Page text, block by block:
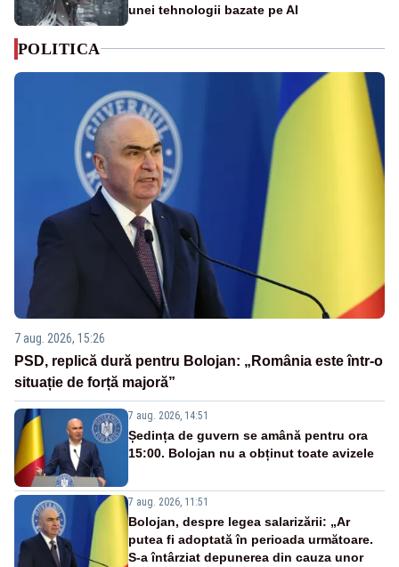
unei tehnologii bazate pe AI
POLITICA
7 aug. 2026, 15:26
PSD, replică dură pentru Bolojan: „România este într-o
situație de forță majoră”
7 aug. 2026, 14:51
Ședința de guvern se amână pentru ora
15:00. Bolojan nu a obținut toate avizele
7 aug. 2026, 11:51
Bolojan, despre legea salarizării: „Ar
putea fi adoptată în perioada următoare.
S-a întârziat depunerea din cauza unor